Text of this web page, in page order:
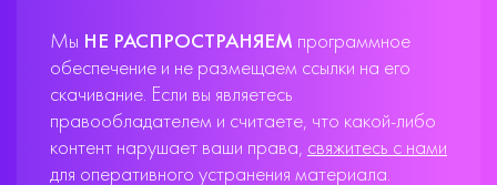
Мы НЕ РАСПРОСТРАНЯЕМ программное
обеспечение и не размещаем ссылки на его
скачивание. Если вы являетесь
правообладателем и считаете, что какой-либо
контент нарушает ваши права, свяжитесь с нами
для оперативного устранения материала.